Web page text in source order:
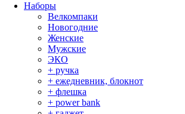
Наборы
Велкомпаки
Новогодние
Женские
Мужские
ЭКО
+ ручка
+ ежедневник, блокнот
+ флешка
+ power bank